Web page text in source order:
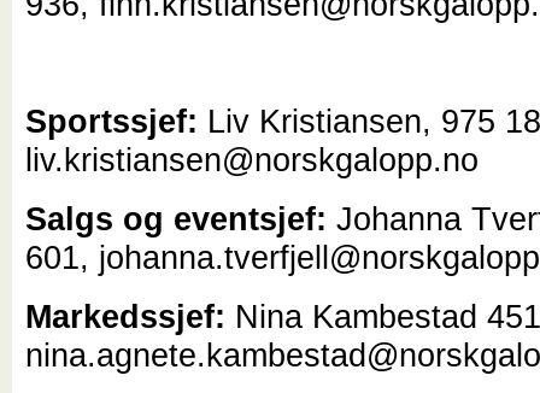
Sportssjef: Liv Kristiansen, 975
liv.kristiansen@norskgalopp.no
Salgs og eventsjef: Johanna
601,
Markedssjef: Nina Kambestad